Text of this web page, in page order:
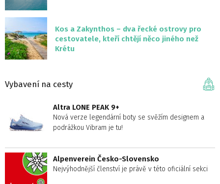
Kos a Zakynthos – dva řecké ostrovy pro
cestovatele, kteří chtějí něco jiného než
Krétu
Vybavení na cesty
Altra LONE PEAK 9+
Nová verze legendární boty se svěžím designem a
podrážkou Vibram je tu!
Alpenverein Česko-Slovensko
Nejvýhodnější členství je právě v této oficiální sekci